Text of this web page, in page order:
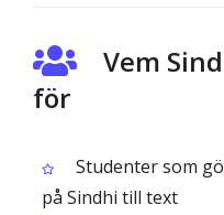
Vem
för
Studenter som
på Sindhi till text